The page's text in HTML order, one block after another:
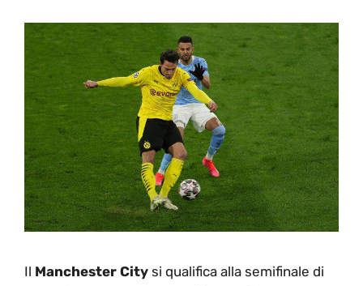
Il Manchester City si qualifica alla semifinale di